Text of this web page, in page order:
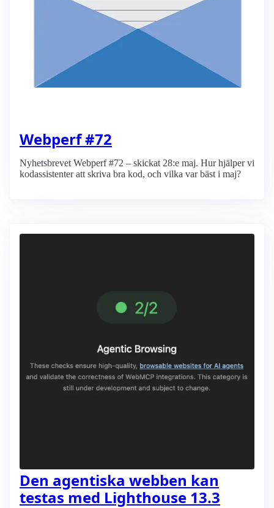
Webperf #72
Nyhetsbrevet Webperf #72 – skickat 28:e maj. Hur hjälper vi
kodassistenter att skriva bra kod, och vilka var bäst i maj?
Den agentiska webben kan
testas med Lighthouse 13.3